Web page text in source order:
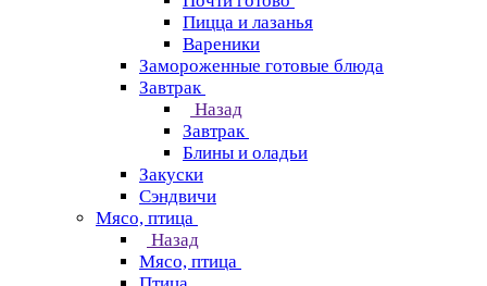
Пицца и лазанья
Вареники
Замороженные готовые блюда
Завтрак
Назад
Завтрак
Блины и оладьи
Закуски
Сэндвичи
Мясо, птица
Назад
Мясо, птица